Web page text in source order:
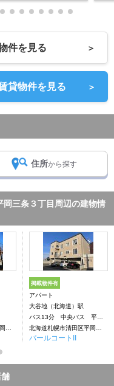
件を見る ＞
貸物件を見る ＞
住所から探す
岡三条３丁目周辺の建物情
掲載物件有
アパート
大谷地（北海道）駅
バス13分 中央バス 平岡3条団地下車：停歩1分
パールコートII